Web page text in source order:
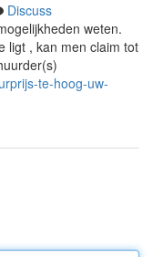
Discuss
weten.
ligt , kan men claim tot
te-hoog-uw-